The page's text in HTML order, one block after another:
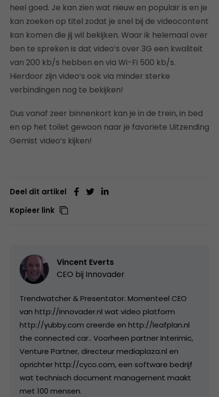
heel goed. Je kan zien wat nieuw en populair is en je
kan zoeken op titel zodat je snel bij de videocontent
kan komen die jij wil bekijken. Waar ik helemaal over
ben te spreken is dat video’s over 3G een kwaliteit
van 200 kb/s hebben en via Wi-Fi 500 kb/s.
Hierdoor zijn video’s ook via minder sterke
verbindingen nog te bekijken!
Dus vanaf zeer binnenkort kan je in de trein, in bed
en op het toilet gewoon naar je favoriete Uitzending
Gemist video’s kijken!
Deel dit artikel
Kopieer link
Vincent Everts
CEO bij Innovader
Trendwatcher & Presentator. Momenteel CEO
van http://innovader.nl wat video platform
http://yubby.com creerde en http://leafplan.nl
the connected car.. Voorheen partner Interimic,
Venture Partner, directeur mediaplaza.nl en
oprichter http://cyco.com, een software bedrijf
wat technisch document management maakt
met 100 mensen.